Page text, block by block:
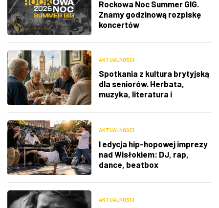
Rockowa Noc Summer GIG.
Znamy godzinową rozpiskę
koncertów
AKTUALNOŚCI
Spotkania z kultura brytyjską
dla seniorów. Herbata,
muzyka, literatura i
AKTUALNOŚCI
I edycja hip-hopowej imprezy
nad Wisłokiem: DJ, rap,
dance, beatbox
AKTUALNOŚCI